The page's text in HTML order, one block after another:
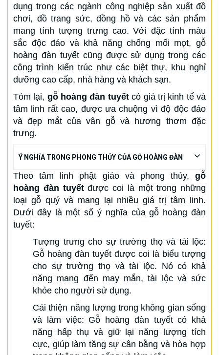
dụng trong các ngành công nghiệp sản xuất đồ
chơi, đồ trang sức, đồng hồ và các sản phẩm
mang tính tượng trưng cao. Với đặc tính màu
sắc độc đáo và khả năng chống mối mọt, gỗ
hoàng đàn tuyết cũng được sử dụng trong các
công trình kiến trúc như các biệt thự, khu nghỉ
dưỡng cao cấp, nhà hàng và khách sạn.
Tóm lại, gỗ hoàng đàn tuyếtcó giá trị kinh tế và
tâm linh rất cao, được ưa chuộng vì độ độc đáo
và đẹp mắt của vân gỗ và hương thơm đặc
trưng.
Ý NGHĨA TRONG PHONG THỦY CỦA GỖ HOÀNG ĐÀN
Theo tâm linh phật giáo và phong thủy, gỗ
hoàng đàn tuyếtđược coi là một trong những
loại gỗ quý và mang lại nhiều giá trị tâm linh.
Dưới đây là một số ý nghĩa của gỗ hoàng đàn
tuyết:
Tượng trưng cho sự trường thọ và tài lộc:
Gỗ hoàng đàn tuyết được coi là biểu tượng
cho sự trường thọ và tài lộc. Nó có khả
năng mang đến may mắn, tài lộc và sức
khỏe cho người sử dụng.
Cải thiện năng lượng trong không gian sống
và làm việc: Gỗ hoàng đàn tuyết có khả
năng hấp thụ và giữ lại năng lượng tích
cực, giúp làm tăng sự cân bằng và hòa hợp